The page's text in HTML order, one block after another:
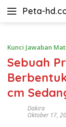
Peta-
Kumpulan
HD
Kunci Jawaban
Sebuah
cm
Dakira
Oktober 17,